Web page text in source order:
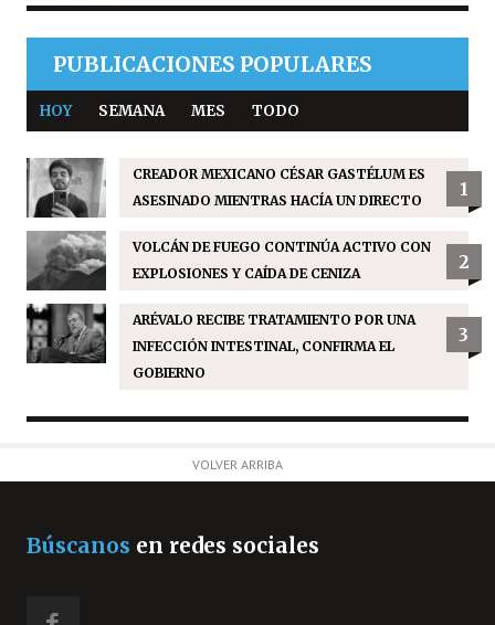
PUBLICACIONES POPULARES
HOY SEMANA MES TODO
CREADOR MEXICANO CÉSAR GASTÉLUM ES
ASESINADO MIENTRAS HACÍA UN DIRECTO
1
VOLCÁN DE FUEGO CONTINÚA ACTIVO CON
EXPLOSIONES Y CAÍDA DE CENIZA
2
ARÉVALO RECIBE TRATAMIENTO POR UNA
INFECCIÓN INTESTINAL, CONFIRMA EL
GOBIERNO
3
VOLVER ARRIBA
Búscanos en redes sociales